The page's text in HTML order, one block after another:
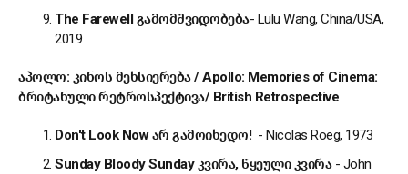
The Farewellგამომშვიდობება- Lulu Wang, China/USA,
2019
აპოლო: კინოს მეხსიერება/Apollo: Memories of Cinema:
ბრიტანულირეტროსპექტივა/ British Retrospective
Don't Look Nowარ გამოიხედო! - Nicolas Roeg, 1973
Sunday Bloody Sunday კვირა, წყეულიკვირა- John